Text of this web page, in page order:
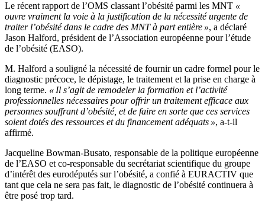
Le récent rapport de l’OMS classant l’obésité parmi les MNT «
ouvre vraiment la voie à la justification de la nécessité urgente de
traiter l’obésité dans le cadre des MNT à part entière », a déclaré
Jason Halford, président de l’Association européenne pour l’étude
de l’obésité (EASO).
M. Halford a souligné la nécessité de fournir un cadre formel pour le
diagnostic précoce, le dépistage, le traitement et la prise en charge à
long terme. « Il s’agit de remodeler la formation et l’activité
professionnelles nécessaires pour offrir un traitement efficace aux
personnes souffrant d’obésité, et de faire en sorte que ces services
soient dotés des ressources et du financement adéquats », a-t-il
affirmé.
Jacqueline Bowman-Busato, responsable de la politique européenne
de l’EASO et co-responsable du secrétariat scientifique du groupe
d’intérêt des eurodéputés sur l’obésité, a confié à EURACTIV que
tant que cela ne sera pas fait, le diagnostic de l’obésité continuera à
être posé trop tard.